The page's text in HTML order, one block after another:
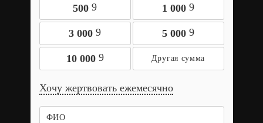
500 9 1 000 9
3 000 9 5 000 9
10 000 9
Хочу жертвовать ежемесячно